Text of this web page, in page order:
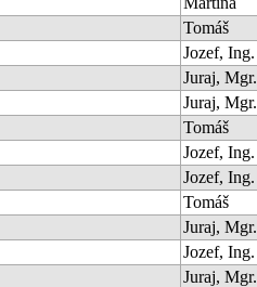
Tomáš
Jozef, Ing.
Juraj, Mgr.
Juraj, Mgr.
Tomáš
Jozef, Ing.
Jozef, Ing.
Tomáš
Juraj, Mgr.
Jozef, Ing.
Juraj, Mgr.